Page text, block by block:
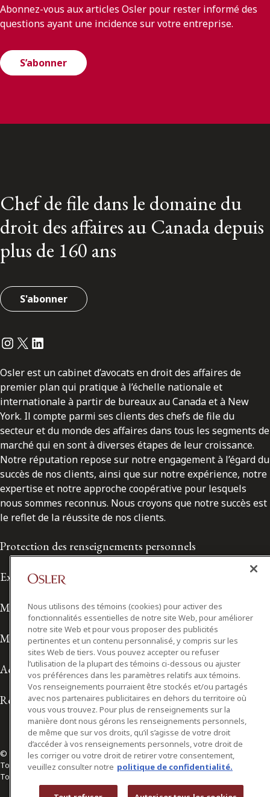
Abonnez-vous aux articles Osler pour rester informé des
questions ayant une incidence sur votre entreprise.
S’abonner
Chef de file dans le domaine du
droit des affaires au Canada depuis
plus de 160 ans
S'abonner
Instagram
Twitter
LinkedIn
Osler est un cabinet d’avocats en droit des affaires de
premier plan qui pratique à l’échelle nationale et
internationale à partir de bureaux au Canada et à New
York. Il compte parmi ses clients des chefs de file du
secteur et du monde des affaires dans tous les segments de
marché qui en sont à diverses étapes de leur croissance.
Notre réputation repose sur notre engagement à l’égard du
succès de nos clients, ainsi que sur notre expérience, notre
expertise et notre approche coopérative pour lesquels
nous sommes reconnus. Nous croyons que notre succès est
le reflet de la réussite de nos clients.
Protection des renseignements personnels
Exonération de responsabilité
Modalités de prestation de services
Modalités d'utilisation
Accessibilité
Relations avec les médias
© 2026 Osler, Hoskin & Harcourt S.E.N.C.R.L./s.r.l.
Tous droits réservés
Toronto | Montréal | Calgary | Vancouver | Ottawa | New York
Nous utilisons des témoins (cookies) pour activer des
fonctionnalités essentielles de notre site Web, pour améliorer
notre site Web et pour vous proposer des publicités
pertinentes et un contenu personnalisé, y compris sur les
sites Web de tiers. Vous pouvez accepter ou refuser
l’utilisation de la plupart des témoins ci-dessous ou ajuster
vos préférences dans les paramètres relatifs aux témoins.
Vos renseignements pourraient être stockés et/ou partagés
avec nos partenaires publicitaires en dehors du territoire où
vous vous trouvez. Pour plus de renseignements sur la
manière dont nous gérons les renseignements personnels,
de même que sur vos droits, qu’il s’agisse de votre droit
d’accéder à vos renseignements personnels, votre droit de
les corriger ou votre droit de retirer votre consentement,
veuillez consulter notre politique de confidentialité.